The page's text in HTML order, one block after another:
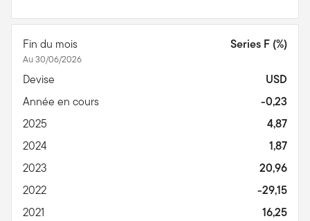
Fin du mois
Au 30/06/2026
Series F (%)
Devise
USD
Année en cours
-0,23
2025
4,87
2024
1,87
2023
20,96
2022
-29,15
2021
16,25